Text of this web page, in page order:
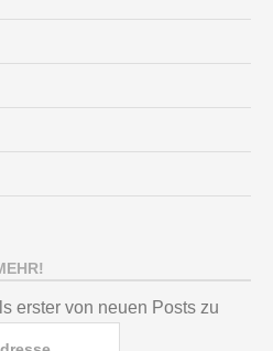
erster von neuen Posts zu